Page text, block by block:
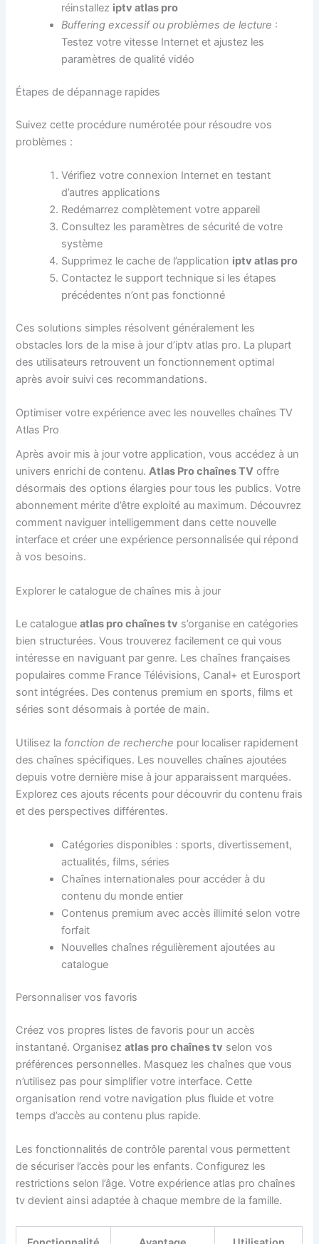
réinstallez iptv atlas pro
Buffering excessif ou problèmes de lecture :
Testez votre vitesse Internet et ajustez les
paramètres de qualité vidéo
Étapes de dépannage rapides
Suivez cette procédure numérotée pour résoudre vos
problèmes :
Vérifiez votre connexion Internet en testant
d’autres applications
Redémarrez complètement votre appareil
Consultez les paramètres de sécurité de votre
système
Supprimez le cache de l’application iptv atlas pro
Contactez le support technique si les étapes
précédentes n’ont pas fonctionné
Ces solutions simples résolvent généralement les
obstacles lors de la mise à jour d’iptv atlas pro. La plupart
des utilisateurs retrouvent un fonctionnement optimal
après avoir suivi ces recommandations.
Optimiser votre expérience avec les nouvelles chaînes TV
Atlas Pro
Après avoir mis à jour votre application, vous accédez à un
univers enrichi de contenu.Atlas Pro chaînes TV offre
désormais des options élargies pour tous les publics. Votre
abonnement mérite d’être exploité au maximum. Découvrez
comment naviguer intelligemment dans cette nouvelle
interface et créer une expérience personnalisée qui répond
à vos besoins.
Explorer le catalogue de chaînes mis à jour
Le catalogueatlas pro chaînes tv s’organise en catégories
bien structurées. Vous trouverez facilement ce qui vous
intéresse en naviguant par genre. Les chaînes françaises
populaires comme France Télévisions, Canal+ et Eurosport
sont intégrées. Des contenus premium en sports, films et
séries sont désormais à portée de main.
Utilisez la fonction de recherche pour localiser rapidement
des chaînes spécifiques. Les nouvelles chaînes ajoutées
depuis votre dernière mise à jour apparaissent marquées.
Explorez ces ajouts récents pour découvrir du contenu frais
et des perspectives différentes.
Catégories disponibles : sports, divertissement,
actualités, films, séries
Chaînes internationales pour accéder à du
contenu du monde entier
Contenus premium avec accès illimité selon votre
forfait
Nouvelles chaînes régulièrement ajoutées au
catalogue
Personnaliser vos favoris
Créez vos propres listes de favoris pour un accès
instantané. Organisezatlas pro chaînes tv selon vos
préférences personnelles. Masquez les chaînes que vous
n’utilisez pas pour simplifier votre interface. Cette
organisation rend votre navigation plus fluide et votre
temps d’accès au contenu plus rapide.
Les fonctionnalités de contrôle parental vous permettent
de sécuriser l’accès pour les enfants. Configurez les
restrictions selon l’âge. Votre expérience atlas pro chaînes
tv devient ainsi adaptée à chaque membre de la famille.